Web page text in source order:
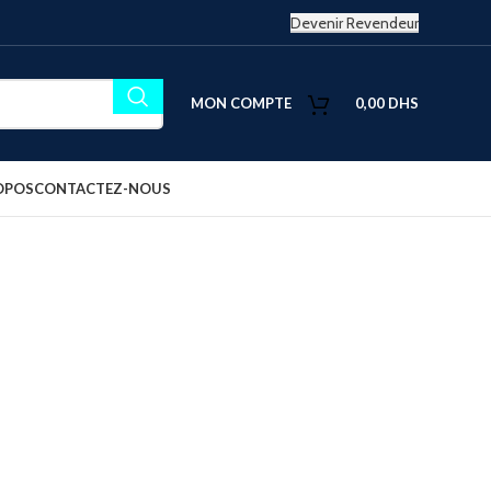
Devenir Revendeur
MON COMPTE 0,00 DHS
CONTACTEZ-NOUS